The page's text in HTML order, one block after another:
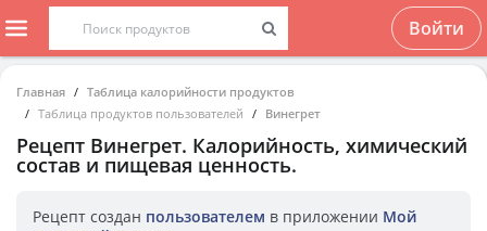
Войти
Главная
Таблица калорийности продуктов
Таблица продуктов пользователей
Винегрет
Рецепт Винегрет. Калорийность, химический
состав и пищевая ценность.
Рецепт создан пользователем в приложении Мой